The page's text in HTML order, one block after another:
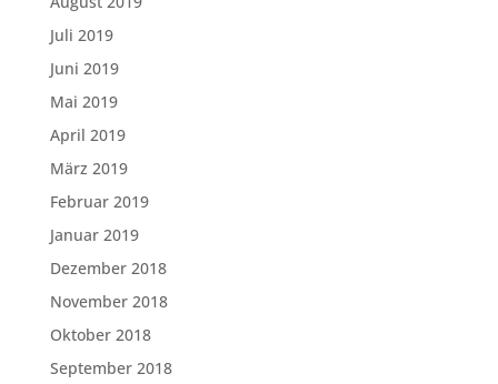
Juli 2019
Juni 2019
Mai 2019
April 2019
März 2019
Februar 2019
Januar 2019
Dezember 2018
November 2018
Oktober 2018
September 2018